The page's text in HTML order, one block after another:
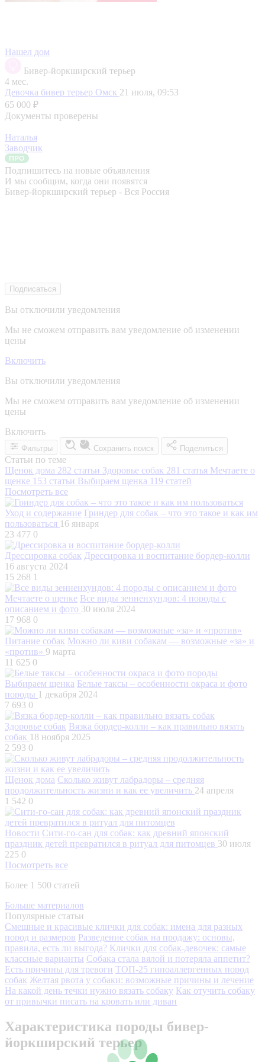
Нашел дом
Бивер-йоркширский терьер
4 мес.
Девочка бивер терьер Омск 21 июля, 09:53
65 000 ₽
Документы проверены
Наталья
Заводчик
Подпишитесь на новые объявления
И мы сообщим, когда они появятся
Бивер-йоркширский терьер - Вся Россия
Подписаться
Вы отключили уведомления
Мы не сможем отправить вам уведомление об изменении
цены
Включить
Вы отключили уведомления
Мы не сможем отправить вам уведомление об изменении
цены
Включить
Фильтры Сохранить поиск Поделиться
Статьи по теме
Щенок дома 282 статьи Здоровье собак 281 статья Мечтаете о
щенке 153 статьи Выбираем щенка 119 статей
Посмотреть все
Уход и содержание Гриндер для собак – что это такое и как им
пользоваться 16 января
23 477 0
Дрессировка собак Дрессировка и воспитание бордер-колли
16 августа 2024
15 268 1
Мечтаете о щенке Все виды зенненхундов: 4 породы с
описанием и фото 30 июля 2024
17 968 0
Питание собак Можно ли киви собакам — возможные «за» и
«против» 9 марта
11 625 0
Выбираем щенка Белые таксы – особенности окраса и фото
породы 1 декабря 2024
7 693 0
Здоровье собак Вязка бордер-колли – как правильно вязать
собак 18 ноября 2025
2 593 0
Щенок дома Сколько живут лабрадоры – средняя
продолжительность жизни и как ее увеличить 24 апреля
1 542 0
Новости Сити-го-сан для собак: как древний японский
праздник детей превратился в ритуал для питомцев 30 июля
225 0
Посмотреть все
Более 1 500 статей
Больше материалов
Популярные статьи
Смешные и красивые клички для собак: имена для разных
пород и размеров Разведение собак на продажу: основы,
правила, есть ли выгода? Клички для собак-девочек: самые
классные варианты Собака стала вялой и потеряла аппетит?
Есть причины для тревоги ТОП-25 гипоаллергенных пород
собак Желтая рвота у собаки: возможные причины и лечение
На какой день течки нужно вязать собаку Как отучить собаку
от привычки писать на кровать или диван
Характеристика породы бивер-
йоркширский терьер